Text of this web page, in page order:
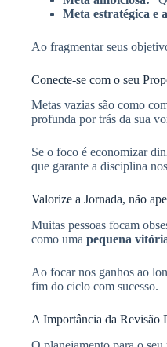
Meta estratégica e
Ao fragmentar seus
Conecte-se com o seu
Metas vazias são como
profunda por trás da sua
Se o foco é economizar
que garante a disciplina
Valorize a Jornada, não
Muitas pessoas focam
como uma pequena
Ao focar nos ganhos ao
fim do ciclo com sucesso.
A Importância da Revisão